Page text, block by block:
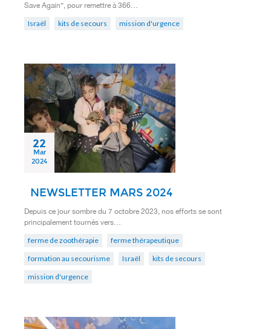
Save Again”, pour remettre à 366…
Israël kits de secours mission d'urgence
22
Mar
2024
NEWSLETTER MARS 2024
Depuis ce jour sombre du 7 octobre 2023, nos efforts se sont
principalement tournés vers…
ferme de zoothérapie
ferme thérapeutique
formation au secourisme
Israël
kits de secours
mission d'urgence